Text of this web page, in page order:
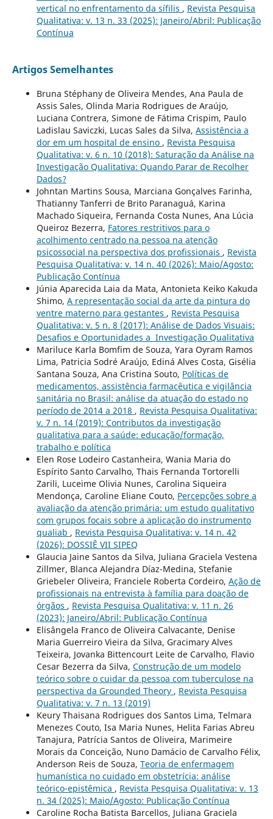
vertical no enfrentamento da sífilis , Revista Pesquisa
Qualitativa: v. 13 n. 33 (2025): Janeiro/Abril: Publicação
Contínua
Artigos Semelhantes
Bruna Stéphany de Oliveira Mendes, Ana Paula de
Assis Sales, Olinda Maria Rodrigues de Araújo,
Luciana Contrera, Simone de Fátima Crispim, Paulo
Ladislau Saviczki, Lucas Sales da Silva, Assistência a
dor em um hospital de ensino , Revista Pesquisa
Qualitativa: v. 6 n. 10 (2018): Saturação da Análise na
Investigação Qualitativa: Quando Parar de Recolher
Dados?
Johntan Martins Sousa, Marciana Gonçalves Farinha,
Thatianny Tanferri de Brito Paranaguá, Karina
Machado Siqueira, Fernanda Costa Nunes, Ana Lúcia
Queiroz Bezerra, Fatores restritivos para o
acolhimento centrado na pessoa na atenção
psicossocial na perspectiva dos profissionais , Revista
Pesquisa Qualitativa: v. 14 n. 40 (2026): Maio/Agosto:
Publicação Contínua
Júnia Aparecida Laia da Mata, Antonieta Keiko Kakuda
Shimo, A representação social da arte da pintura do
ventre materno para gestantes , Revista Pesquisa
Qualitativa: v. 5 n. 8 (2017): Análise de Dados Visuais:
Desafios e Oportunidades a Investigação Qualitativa
Mariluce Karla Bomfim de Souza, Yara Oyram Ramos
Lima, Patricia Sodré Araújo, Ediná Alves Costa, Gisélia
Santana Souza, Ana Cristina Souto, Políticas de
medicamentos, assistência farmacêutica e vigilância
sanitária no Brasil: análise da atuação do estado no
período de 2014 a 2018 , Revista Pesquisa Qualitativa:
v. 7 n. 14 (2019): Contributos da investigação
qualitativa para a saúde: educação/formação,
trabalho e política
Elen Rose Lodeiro Castanheira, Wania Maria do
Espírito Santo Carvalho, Thais Fernanda Tortorelli
Zarili, Luceime Olivia Nunes, Carolina Siqueira
Mendonça, Caroline Eliane Couto, Percepções sobre a
avaliação da atenção primária: um estudo qualitativo
com grupos focais sobre a aplicação do instrumento
qualiab , Revista Pesquisa Qualitativa: v. 14 n. 42
(2026): DOSSIÊ VII SIPEQ
Glaucia Jaine Santos da Silva, Juliana Graciela Vestena
Zillmer, Blanca Alejandra Díaz-Medina, Stefanie
Griebeler Oliveira, Franciele Roberta Cordeiro, Ação de
profissionais na entrevista à família para doação de
órgãos , Revista Pesquisa Qualitativa: v. 11 n. 26
(2023): Janeiro/Abril: Publicação Contínua
Elisângela Franco de Oliveira Calvacante, Denise
Maria Guerreiro Vieira da Silva, Gracimary Alves
Teixeira, Jovanka Bittencourt Leite de Carvalho, Flavio
Cesar Bezerra da Silva, Construção de um modelo
teórico sobre o cuidar da pessoa com tuberculose na
perspectiva da Grounded Theory , Revista Pesquisa
Qualitativa: v. 7 n. 13 (2019)
Keury Thaisana Rodrigues dos Santos Lima, Telmara
Menezes Couto, Isa Maria Nunes, Helita Farias Abreu
Tanajura, Patrícia Santos de Oliveira, Marimeire
Morais da Conceição, Nuno Damácio de Carvalho Félix,
Anderson Reis de Souza, Teoria de enfermagem
humanística no cuidado em obstetrícia: análise
teórico-epistêmica , Revista Pesquisa Qualitativa: v. 13
n. 34 (2025): Maio/Agosto: Publicação Contínua
Caroline Rocha Batista Barcellos, Juliana Graciela